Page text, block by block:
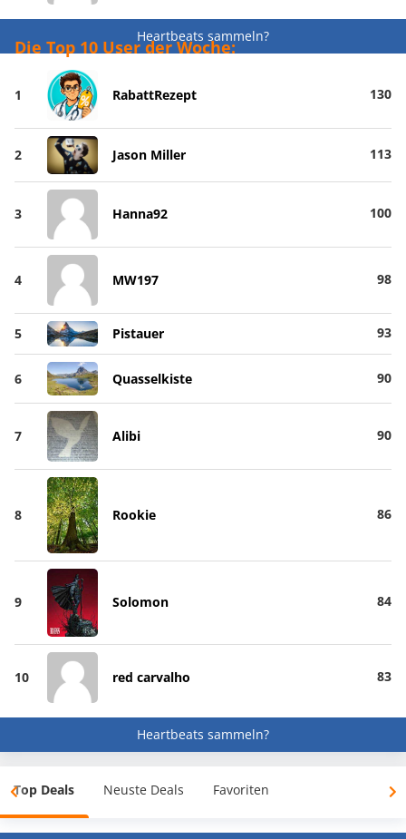
Heartbeats sammeln?
Die Top 10 User der Woche:
1 RabattRezept 130
2 Jason Miller 113
3 Hanna92 100
4 MW197 98
5 Pistauer 93
6 Quasselkiste 90
7 Alibi 90
8 Rookie 86
9 Solomon 84
10 red carvalho 83
Heartbeats sammeln?
Top Deals Neuste Deals Favoriten